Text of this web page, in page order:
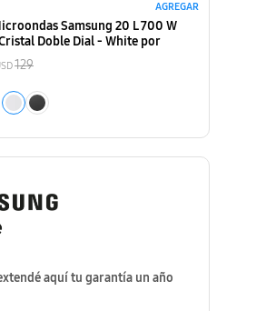
AGREGAR
Samsung 20 L 700 W
Doble Dial - White por
129
aquí tu garantía un año